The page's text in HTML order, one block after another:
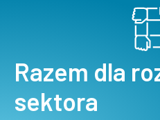
Razem dla
sektora